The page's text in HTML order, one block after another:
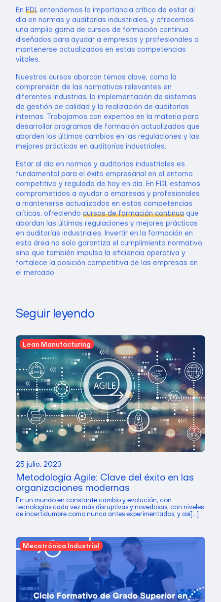
En FDI , entendemos la importancia crítica de estar al
día en normas y auditorías industriales, y ofrecemos
una amplia gama de cursos de formación continua
diseñados para ayudar a empresas y profesionales a
mantenerse actualizados en estas competencias
vitales.
Nuestros cursos abarcan temas clave, como la
comprensión de las normativas relevantes en
diferentes industrias, la implementación de sistemas
de gestión de calidad y la realización de auditorías
internas. Trabajamos con expertos en la materia para
desarrollar programas de formación actualizados que
aborden los últimos cambios en las regulaciones y las
mejores prácticas en auditorías industriales.
Estar al día en normas y auditorías industriales es
fundamental para el éxito empresarial en el entorno
competitivo y regulado de hoy en día. En FDI, estamos
comprometidos a ayudar a empresas y profesionales
a mantenerse actualizados en estas competencias
críticas, ofreciendo cursos de formación continua que
abordan las últimas regulaciones y mejores prácticas
en auditorías industriales. Invertir en la formación en
esta área no solo garantiza el cumplimiento normativo,
sino que también impulsa la eficiencia operativa y
fortalece la posición competitiva de las empresas en
el mercado.
Seguir leyendo
Lean Manufacturing
25 julio, 2023
Metodología Agile: Clave del éxito en las
organizaciones modernas
En un mundo en constante cambio y evolución, con
tecnologías cada vez más disruptivas y novedosas, con niveles
de incertidumbre como nunca antes experimentados, y así[...]
Mecatrónica Industrial